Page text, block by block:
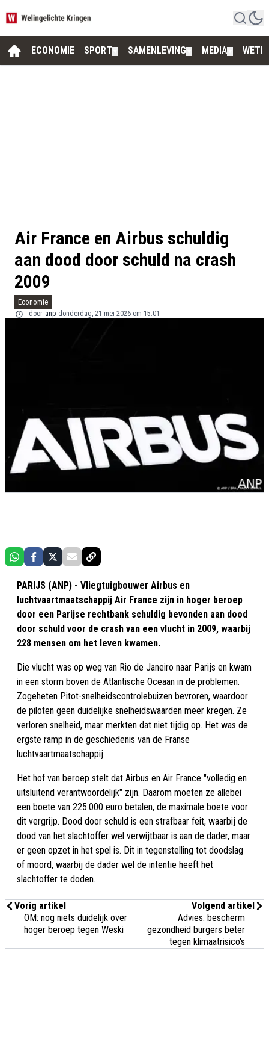
ECONOMIE SPORT SAMENLEVING MEDIA
Air France en Airbus schuldig
aan dood door schuld na crash
2009
Economie
door anp donderdag, 21 mei 2026 om 15:01
PARIJS (ANP) - Vliegtuigbouwer Airbus en
luchtvaartmaatschappij Air France zijn in hoger beroep
door een Parijse rechtbank schuldig bevonden aan dood
door schuld voor de crash van een vlucht in 2009, waarbij
228 mensen om het leven kwamen.
Die vlucht was op weg van Rio de Janeiro naar Parijs en kwam
in een storm boven de Atlantische Oceaan in de problemen.
Zogeheten Pitot-snelheidscontrolebuizen bevroren, waardoor
de piloten geen duidelijke snelheidswaarden meer kregen. Ze
verloren snelheid, maar merkten dat niet tijdig op. Het was de
ergste ramp in de geschiedenis van de Franse
luchtvaartmaatschappij.
Het hof van beroep stelt dat Airbus en Air France "volledig en
uitsluitend verantwoordelijk" zijn. Daarom moeten ze allebei
een boete van 225.000 euro betalen, de maximale boete voor
dit vergrijp. Dood door schuld is een strafbaar feit, waarbij de
dood van het slachtoffer wel verwijtbaar is aan de dader, maar
er geen opzet in het spel is. Dit in tegenstelling tot doodslag
of moord, waarbij de dader wel de intentie heeft het
slachtoffer te doden.
Vorig artikel
OM: nog niets duidelijk over
hoger beroep tegen Weski
Volgend artikel
Advies: bescherm
gezondheid burgers beter
tegen klimaatrisico's